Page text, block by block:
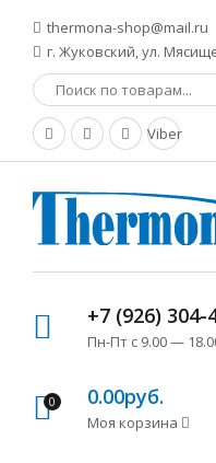
thermona-shop@mail.ru
г. Жуковский, ул.
Viber
+7 (926) 304-
Пн-Пт с 9.00 —
0 0.00руб.
Моя корзина